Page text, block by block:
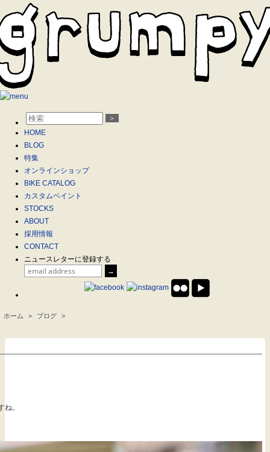
＞
HOME
BLOG
特集
オンラインショップ
BIKE CATALOG
カスタムペイント
STOCKS
ABOUT
採用情報
CONTACT
ニュースレターに登録する
ホーム > ブログ >
。